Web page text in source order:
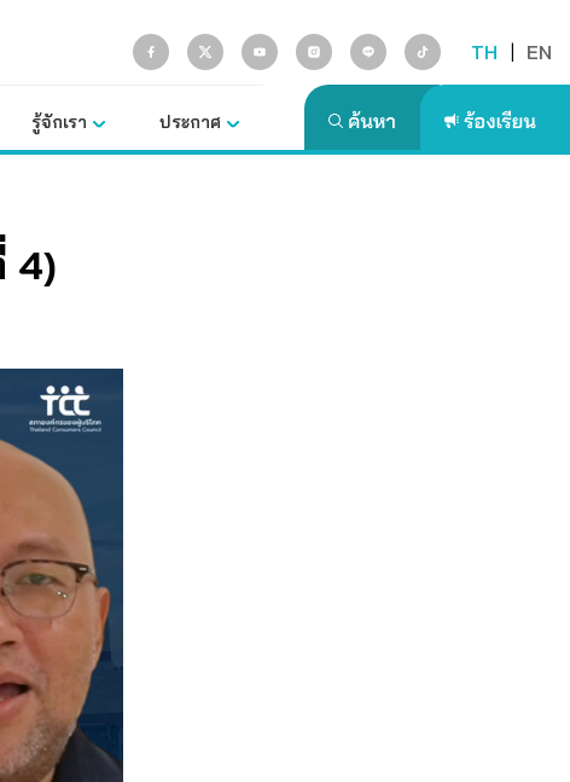
TH | EN
รู้จักเรา ประกาศ
4)